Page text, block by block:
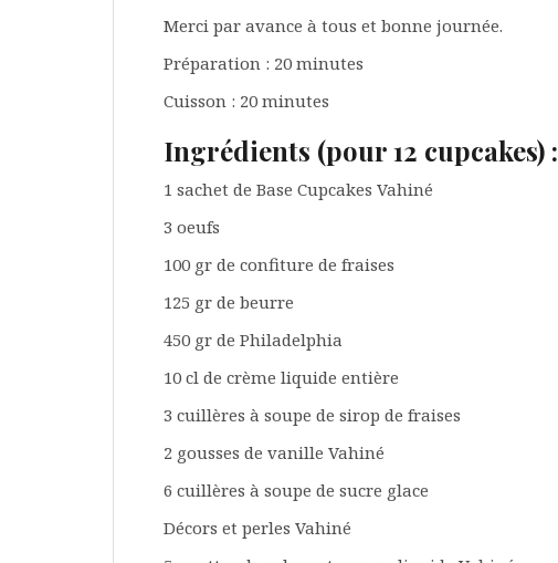
Merci par avance à tous et bonne journée.
Préparation : 20 minutes
Cuisson : 20 minutes
Ingrédients (pour 12 cupcakes) :
1 sachet de Base Cupcakes Vahiné
3 oeufs
100 gr de confiture de fraises
125 gr de beurre
450 gr de Philadelphia
10 cl de crème liquide entière
3 cuillères à soupe de sirop de fraises
2 gousses de vanille Vahiné
6 cuillères à soupe de sucre glace
Décors et perles Vahiné